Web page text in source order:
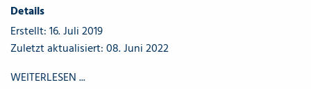
Details
Erstellt: 16. Juli 2019
Zuletzt aktualisiert: 08. Juni 2022
WEITERLESEN ...